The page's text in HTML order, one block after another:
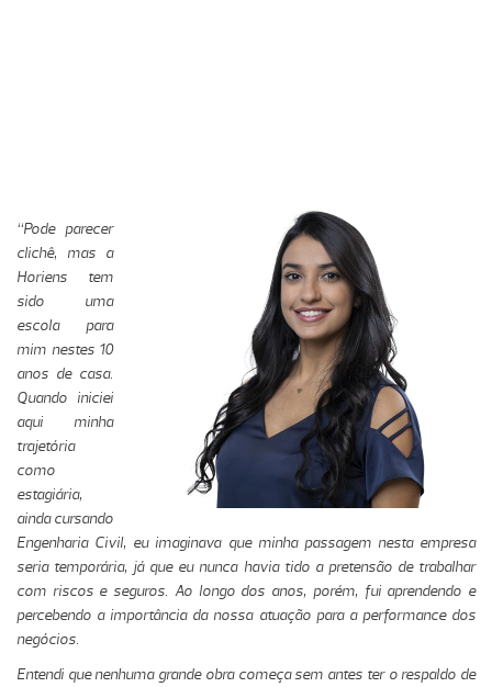
“Pode parecer
clichê, mas a
Horiens tem
sido uma
escola para
mim nestes 10
anos de casa.
Quando iniciei
aqui minha
trajetória
como
estagiária,
ainda cursando
Engenharia Civil, eu imaginava que minha passagem nesta empresa
seria temporária, já que eu nunca havia tido a pretensão de trabalhar
com riscos e seguros. Ao longo dos anos, porém, fui aprendendo e
percebendo a importância da nossa atuação para a performance dos
negócios.
Entendi que nenhuma grande obra começa sem antes ter o respaldo de